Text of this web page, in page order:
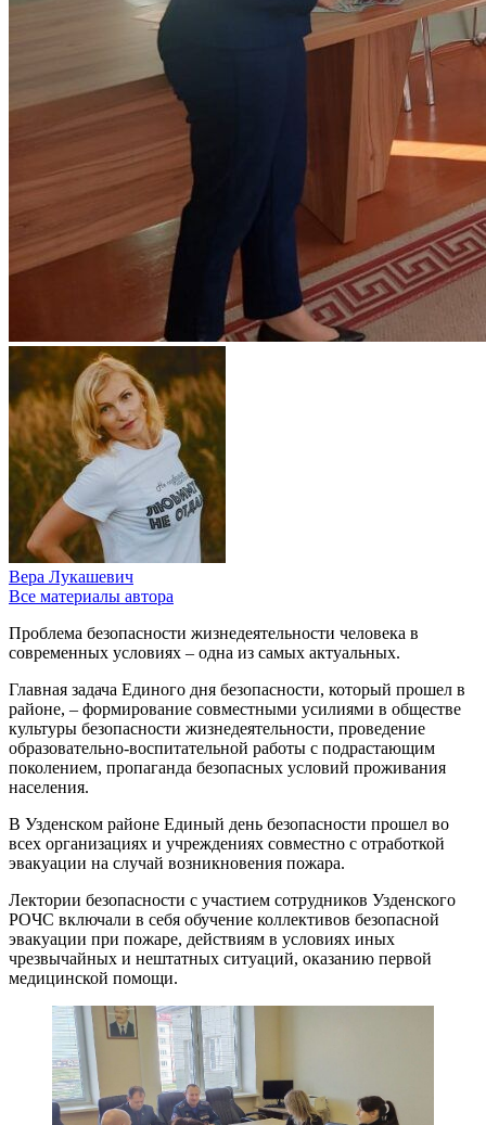
Вера Лукашевич
Все материалы автора
Проблема безопасности жизнедеятельности человека в
современных условиях – одна из самых актуальных.
Главная задача Единого дня безопасности, который прошел в
районе, – формирование совместными усилиями в обществе
культуры безопасности жизнедеятельности, проведение
образовательно-воспитательной работы с подрастающим
поколением, пропаганда безопасных условий проживания
населения.
В Узденском районе Единый день безопасности прошел во
всех организациях и учреждениях совместно с отработкой
эвакуации на случай возникновения пожара.
Лектории безопасности с участием сотрудников Узденского
РОЧС включали в себя обучение коллективов безопасной
эвакуации при пожаре, действиям в условиях иных
чрезвычайных и нештатных ситуаций, оказанию первой
медицинской помощи.